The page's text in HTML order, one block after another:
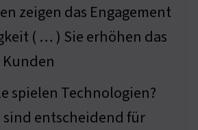
zeigen das Engagement
( … ) Sie erhöhen das
spielen Technologien?
entscheidend für